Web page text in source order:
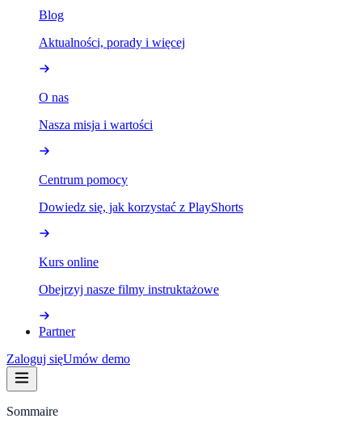
Blog
Aktualności, porady i więcej
O nas
Nasza misja i wartości
Centrum pomocy
Dowiedz się, jak korzystać z PlayShorts
Kurs online
Obejrzyj nasze filmy instruktażowe
Partner
Zaloguj sięUmów demo
Sommaire